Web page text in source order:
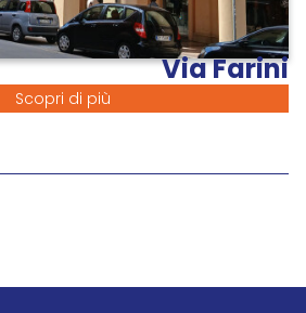
Via Farini
Scopri di più